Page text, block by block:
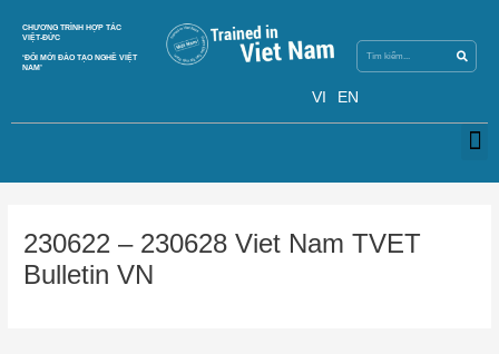
content
CHƯƠNG TRÌNH HỢP TÁC
VIỆT-ĐỨC
‘ĐỔI MỚI ĐÀO TẠO NGHỀ VIỆT
NAM’
VI EN
230622 – 230628 Viet Nam TVET
Bulletin VN